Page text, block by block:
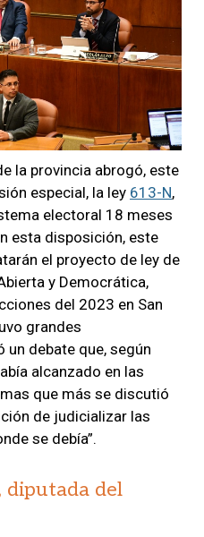
la provincia abrogó, este
especial, la ley 613-N,
electoral 18 meses
esta disposición, este
el proyecto de ley de
y Democrática,
del 2023 en San
grandes
un debate que, según
alcanzado en las
que más se discutió
de judicializar las
se debía”.
diputada del